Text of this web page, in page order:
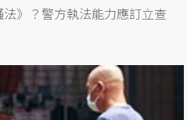
》？警方執法能力應訂立查